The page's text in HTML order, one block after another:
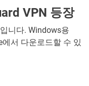
VPN 등장
니다. Windows용
서 다운로드할 수 있